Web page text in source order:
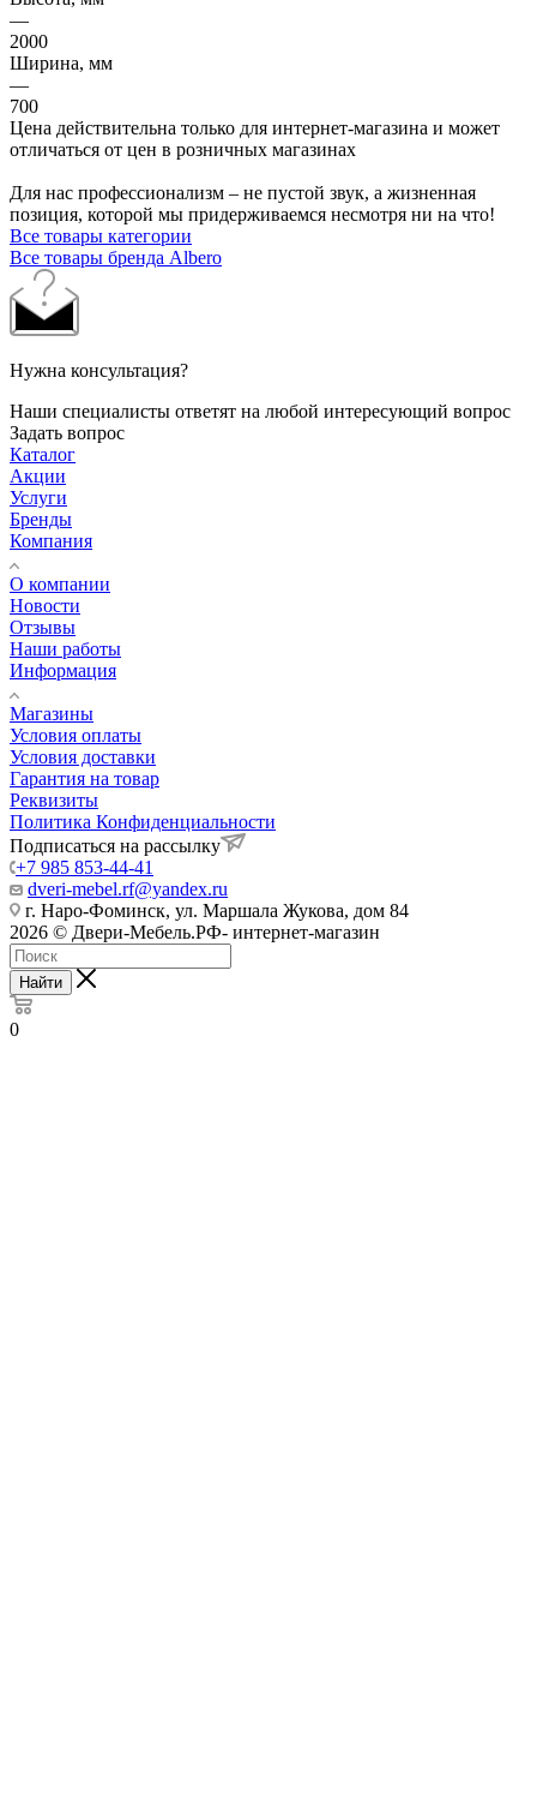
—
2000
Ширина, мм
—
700
Цена действительна только для интернет-магазина и может
отличаться от цен в розничных магазинах
Для нас профессионализм – не пустой звук, а жизненная
позиция, которой мы придерживаемся несмотря ни на что!
Все товары категории
Все товары бренда Albero
Нужна консультация?
Наши специалисты ответят на любой интересующий вопрос
Задать вопрос
Каталог
Акции
Услуги
Бренды
Компания
О компании
Новости
Отзывы
Наши работы
Информация
Магазины
Условия оплаты
Условия доставки
Гарантия на товар
Реквизиты
Политика Конфиденциальности
Подписаться на рассылку
+7 985 853-44-41
dveri-mebel.rf@yandex.ru
г. Наро-Фоминск, ул. Маршала Жукова, дом 84
2026 © Двери-Мебель.РФ- интернет-магазин
Найти
0